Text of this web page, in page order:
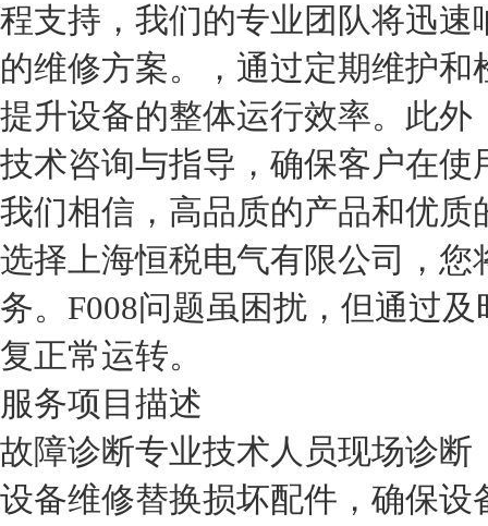
程支持，我们的专业团队将迅
的维修方案。，通过定期维护
提升设备的整体运行效率。此
技术咨询与指导，确保客户在使
我们相信，高品质的产品和优
选择上海恒税电气有限公司，
务。F008问题虽困扰，但通过
复正常运转。
服务项目 描述
故障诊断专业技术人员现场诊断
设备维修替换损坏配件，确保设